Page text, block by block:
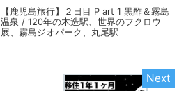
【鹿児島旅行】２日目 P art 1 黒酢＆霧島
温泉 / 120年の木造駅、世界のフクロウ
展、霧島ジオパーク、丸尾駅